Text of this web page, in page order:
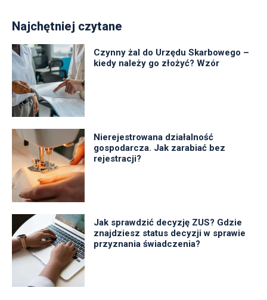
Najchętniej czytane
Czynny żal do Urzędu Skarbowego –
kiedy należy go złożyć? Wzór
Nierejestrowana działalność
gospodarcza. Jak zarabiać bez
rejestracji?
Jak sprawdzić decyzję ZUS? Gdzie
znajdziesz status decyzji w sprawie
przyznania świadczenia?